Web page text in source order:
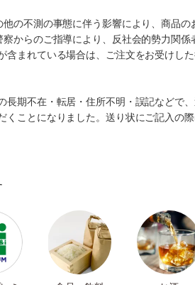
の不測の事態に伴う影響により、商品
からのご指導により、反社会的勢力関
含まれている場合は、ご注文をお受けし
長期不在・転居・住所不明・誤記などで
くことになりました。送り状にご記入の